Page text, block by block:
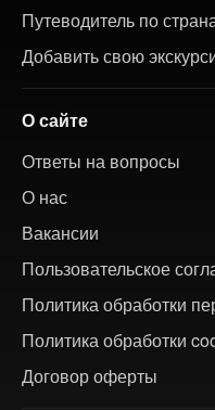
Путеводитель по
Добавить свою
О сайте
Ответы на вопросы
О нас
Вакансии
Пользовательское
Политика обработки
Политика обработки
Договор оферты